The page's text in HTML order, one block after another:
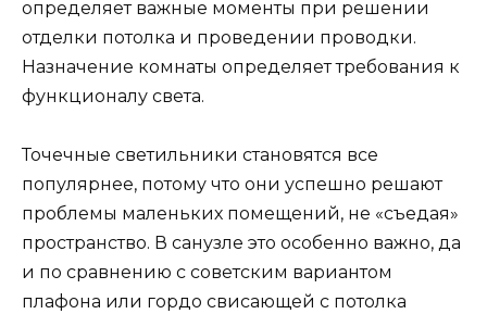
определяет важные моменты при решении
отделки потолка и проведении проводки.
Назначение комнаты определяет требования к
функционалу света.
Точечные светильники становятся все
популярнее, потому что они успешно решают
проблемы маленьких помещений, не «съедая»
пространство. В санузле это особенно важно, да
и по сравнению с советским вариантом
плафона или гордо свисающей с потолка